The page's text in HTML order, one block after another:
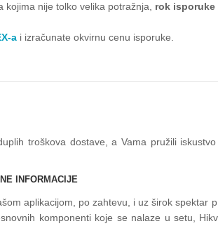
kojima nije tolko velika potražnja, rok isporuke
a i izračunate okvirnu cenu isporuke.
troškova dostave, a Vama pružili
INFORMACIJE
aplikacijom, po zahtevu, i uz širok spektar
komponenti koje se nalaze u setu,